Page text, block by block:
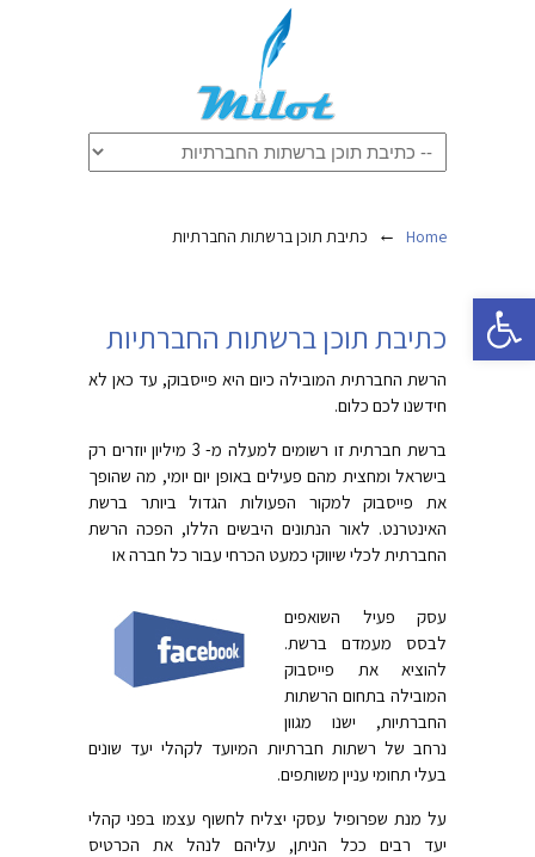
פתח סרגל נגישות
Home
← כתיבת תוכן ברשתות החברתיות
כתיבת תוכן ברשתות החברתיות
הרשת החברתית המובילה כיום היא פייסבוק, עד כאן לא
חידשנו לכם כלום.
ברשת חברתית זו רשומים למעלה מ- 3 מיליון יוזרים רק
בישראל ומחצית מהם פעילים באופן יום יומי, מה שהופך
את פייסבוק למקור הפעולות הגדול ביותר ברשת
האינטרנט. לאור הנתונים היבשים הללו, הפכה הרשת
החברתית לכלי שיווקי כמעט הכרחי עבור כל חברה או
עסק פעיל השואפים
לבסס מעמדם ברשת.
להוציא את פייסבוק
המובילה בתחום הרשתות
החברתיות, ישנו מגוון
נרחב של רשתות חברתיות המיועד לקהלי יעד שונים
בעלי תחומי עניין משותפים.
על מנת שפרופיל עסקי יצליח לחשוף עצמו בפני קהלי
יעד רבים ככל הניתן, עליהם לנהל את הכרטיס